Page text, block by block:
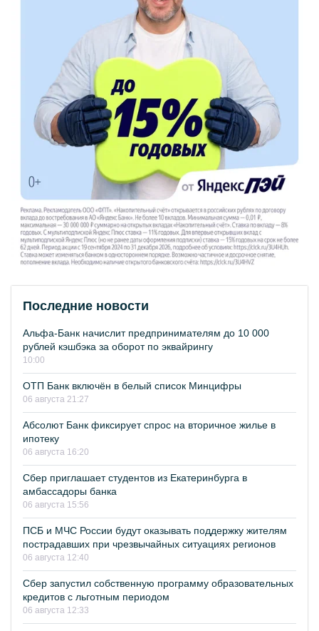
Последние новости
Альфа-Банк начислит предпринимателям до 10 000
рублей кэшбэка за оборот по эквайрингу
10:00
ОТП Банк включён в белый список Минцифры
06 августа 21:27
Абсолют Банк фиксирует спрос на вторичное жилье в
ипотеку
06 августа 16:20
Сбер приглашает студентов из Екатеринбурга в
амбассадоры банка
06 августа 15:56
ПСБ и МЧС России будут оказывать поддержку жителям
пострадавших при чрезвычайных ситуациях регионов
06 августа 12:40
Сбер запустил собственную программу образовательных
кредитов с льготным периодом
06 августа 12:33